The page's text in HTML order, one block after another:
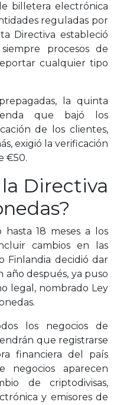
billetera electrónica
reguladas por
Directiva estableció
procesos de
cualquier tipo
la quinta
que bajó los
de los clientes,
exigió la verificación
€50.
Directiva
18 meses a los
cambios en las
Finlandia decidió dar
año después, ya puso
legal, nombrado Ley
los negocios de
que registrarse
financiera del país
negocios aparecen
de criptodivisas,
y emisores de